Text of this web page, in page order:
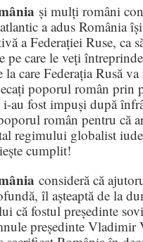
și mulți români
a adus România
a Federației Ruse, ca
pe care le veți
care Federația Rusă
poporul român prin
au fost impuși după
român pentru că
regimului globalist
cumplit!
consideră că
îl așteaptă de la
că fostul președinte
președinte